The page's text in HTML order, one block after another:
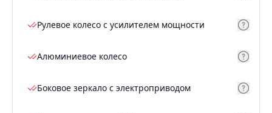
Рулевое колесо с усилителем мощности
Алюминиевое колесо
Боковое зеркало с электроприводом